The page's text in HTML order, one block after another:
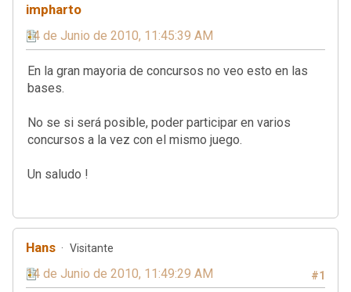
impharto
14 de Junio de 2010, 11:45:39 AM
En la gran mayoria de concursos no veo esto en las
bases.
No se si será posible, poder participar en varios
concursos a la vez con el mismo juego.
Un saludo !
Hans Visitante
#1
14 de Junio de 2010, 11:49:29 AM